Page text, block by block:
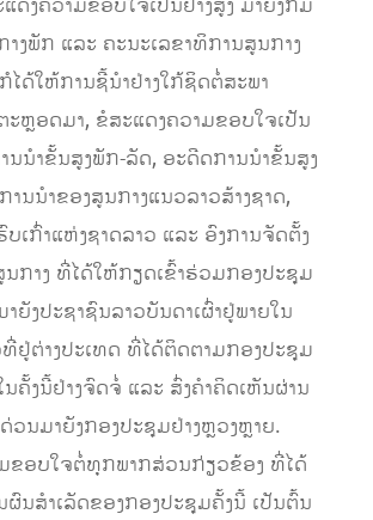
ດງຄວາມຂອບໃຈເປັນຢ່າງສູງ ມາຍັງກົມ
າງພັກ ແລະ ຄະນະເລຂາທິການສູນກາງ
ດ້ໃຫ້ການຊີ້ນໍາຢ່າງໃກ້ຊິດຕໍ່ສະພາ
ະຫຼອດມາ, ຂໍສະແດງຄວາມຂອບໃຈເປັນ
ານນໍາຂັ້ນສູງພັກ-ລັດ, ອະດີດການນໍາຂັ້ນສູງ
ນນໍາຂອງສູນກາງແນວລາວສ້າງຊາດ,
ເກົ່າແຫ່ງຊາດລາວ ແລະ ອົງການຈັດຕັ້ງ
ກາງ ທີ່ໄດ້ໃຫ້ກຽດເຂົ້າຮ່ວມກອງປະຊຸມ
ຍັງປະຊາຊົນລາວບັນດາເຜົ່າຢູ່ພາຍໃນ
ຢູ່ຕ່າງປະເທດ ທີ່ໄດ້ຕິດຕາມກອງປະຊຸມ
ນຄັ້ງນີ້ຢ່າງຈົດຈໍ່ ແລະ ສົ່ງຄໍາຄິດເຫັນຜ່ານ
ວນມາຍັງກອງປະຊຸມຢ່າງຫຼວງຫຼາຍ.
ຂອບໃຈຕໍ່ທຸກພາກສ່ວນກ່ຽວຂ້ອງ ທີ່ໄດ້
ນສໍາເລັດຂອງກອງປະຊຸມຄັ້ງນີ້ ເປັນຕົ້ນ